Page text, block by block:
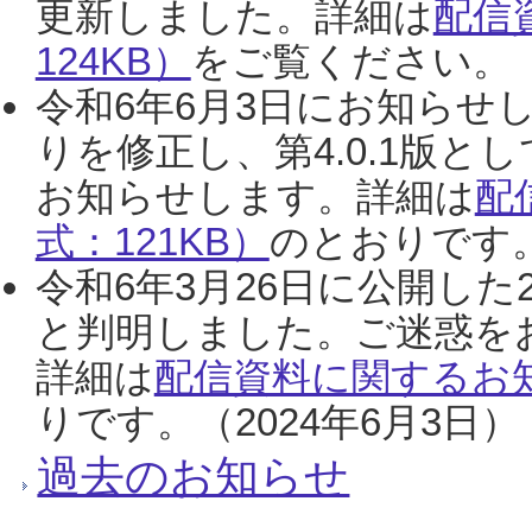
更新しました。詳細は配信
124KB） をご覧ください。
令和6年6月3日にお知らせ
りを修正し、第4.0.1版と
お知らせします。詳細は配
式：121KB） のとおりです
令和6年3月26日に公開し
と判明しました。ご迷惑
詳細は配信資料に関するお
りです。（2024年6月3日）
過去のお知らせ